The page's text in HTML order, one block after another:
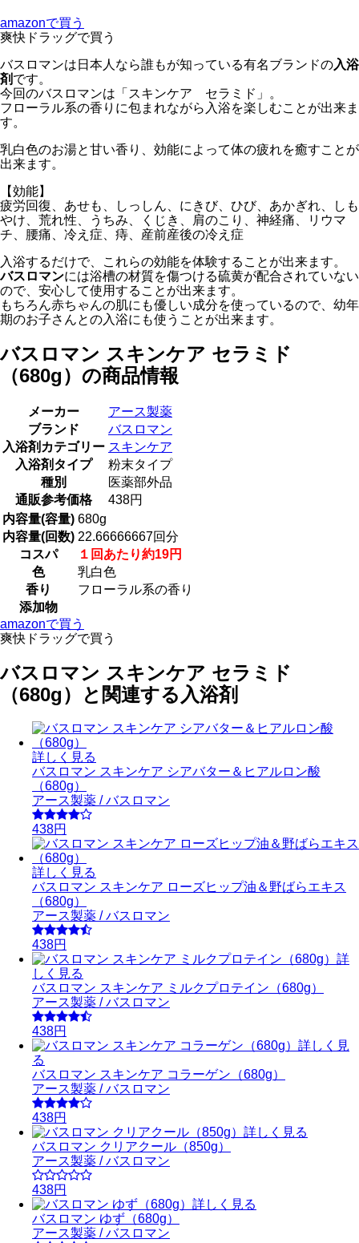
amazonで買う
爽快ドラッグで買う
バスロマンは日本人なら誰もが知っている有名ブランドの入浴
剤 です。
今回のバスロマンは「スキンケア セラミド」。
フローラル系の香りに包まれながら入浴を楽しむことが出来ま
す。
乳白色のお湯と甘い香り、効能によって体の疲れを癒すことが
出来ます。
【効能】
疲労回復、あせも、しっしん、にきび、ひび、あかぎれ、しも
やけ、荒れ性、うちみ、くじき、肩のこり、神経痛、リウマ
チ、腰痛、冷え症、痔、産前産後の冷え症
入浴するだけで、これらの効能を体験することが出来ます。
バスロマンには浴槽の材質を傷つける硫黄が配合されていない
ので、安心して使用することが出来ます。
もちろん赤ちゃんの肌にも優しい成分を使っているので、幼年
期のお子さんとの入浴にも使うことが出来ます。
バスロマン スキンケア セラミド
（680g）の商品情報
メーカー
アース製薬
ブランド
バスロマン
入浴剤カテゴリー スキンケア
入浴剤タイプ
粉末タイプ
種別
医薬部外品
通販参考価格
438円
内容量(容量) 680g
内容量(回数) 22.66666667回分
コスパ
１回あたり約19円
色
乳白色
香り
フローラル系の香り
添加物
amazonで買う
爽快ドラッグで買う
バスロマン スキンケア セラミド
（680g）と関連する入浴剤
詳しく見る
バスロマン スキンケア シアバター＆ヒアルロン酸
（680g）
アース製薬 / バスロマン
438円
詳しく見る
バスロマン スキンケア ローズヒップ油＆野ばらエキス
（680g）
アース製薬 / バスロマン
438円
詳
しく見る
バスロマン スキンケア ミルクプロテイン（680g）
アース製薬 / バスロマン
438円
詳しく見
る
バスロマン スキンケア コラーゲン（680g）
アース製薬 / バスロマン
438円
詳しく見る
バスロマン クリアクール（850g）
アース製薬 / バスロマン
438円
詳しく見る
バスロマン ゆず（680g）
アース製薬 / バスロマン